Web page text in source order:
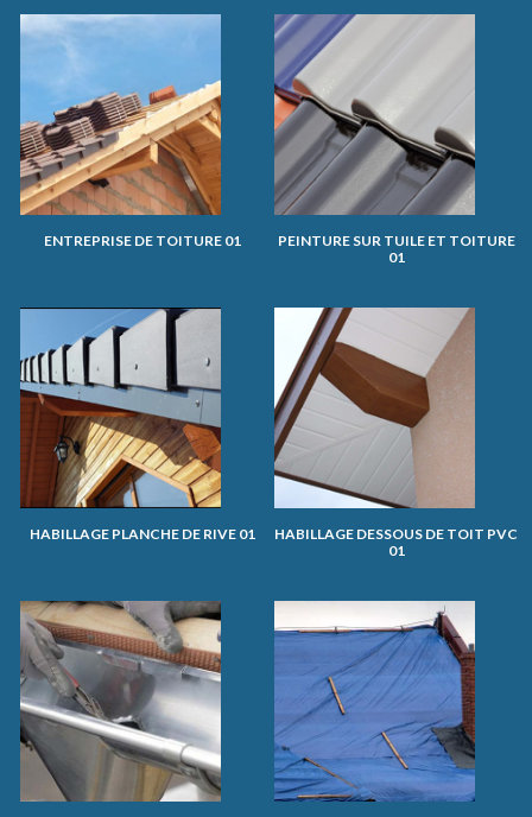
ENTREPRISE DE TOITURE 01
PEINTURE SUR TUILE ET TOITURE
01
HABILLAGE PLANCHE DE RIVE 01
HABILLAGE DESSOUS DE TOIT PVC
01